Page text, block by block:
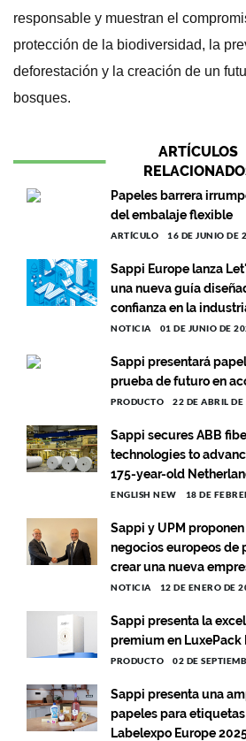
responsable y muestran el
protección de la biodiversidad, la
deforestación y la creación de un
bosques.
ARTÍCULOS
Papeles barrera
del embalaje flexible
ARTÍCULO 16 DE JUNIO DE
Sappi Europe lanza
una nueva guía
confianza en la
NOTICIA 01 DE JUNIO DE
Sappi presentará
prueba de futuro en
PRODUCTO 22 DE ABRIL
Sappi secures ABB
technologies to
175-year-old
ENGLISH NEW 18 DE
Sappi y UPM
negocios europeos de
crear una nueva
NOTICIA 12 DE ENERO DE
Sappi presenta la
premium en LuxePack
PRODUCTO 02 DE
Sappi presenta una
papeles para
Labelexpo Europe